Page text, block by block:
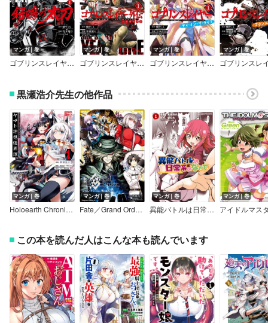
マンガ｜巻
ゴブリンスレイヤー外伝2 鍔鳴の太刀《ダイ・カタナ》【デジタル版限定特典付き】
マンガ｜巻
ゴブリンスレイヤー外伝：イヤーワン【デジタル版限定特典付き】
マンガ｜巻
ゴブリンスレイヤー：デイ・イン・ザ・ライフ【デジタル版限定特典付き】
マンガ｜巻
黒瀬浩介先生の他作品
マンガ｜巻
Holoearth Chronicles Side:E ヤマト神想怪異譚【デジタル版限定特典付き】
マンガ｜巻
Fate／Grand Order シャトー・ディフ 黒瀬浩介作品集
マンガ｜巻
異能バトルは日常系のなかで
マンガ｜巻
この本を読んだ人はこんな本も読んでいます